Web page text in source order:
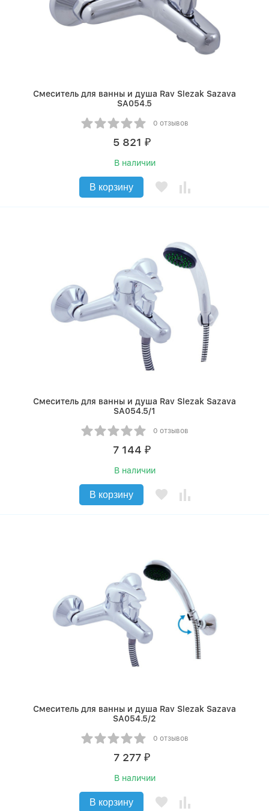
Смеситель для ванны и душа Rav Slezak Sazava
SA054.5
0 отзывов
5 821 ₽
В наличии
В корзину
Смеситель для ванны и душа Rav Slezak Sazava
SA054.5/1
0 отзывов
7 144 ₽
В наличии
В корзину
Смеситель для ванны и душа Rav Slezak Sazava
SA054.5/2
0 отзывов
7 277 ₽
В наличии
В корзину